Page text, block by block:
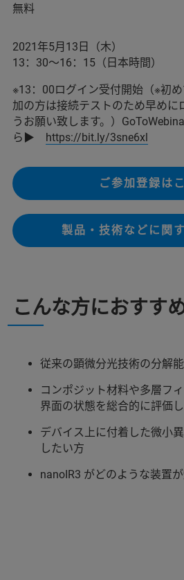
無料
2021年5月13日（木）
13：30～16：15（日本時間）
※13：00ログイン受付開始（※初
加の方は接続テストのため早めに
うお願い致します。）
ら▶ https://bit.ly/3sne6xl
ご参加登録は
製品・技術などに関
こんな方におすす
従来の顕微分光技術の分解
コンポジット材料や多層フ
界面の状態を総合的に評価
デバイス上に付着した微小
したい方
nanoIR3 がどのような装置が